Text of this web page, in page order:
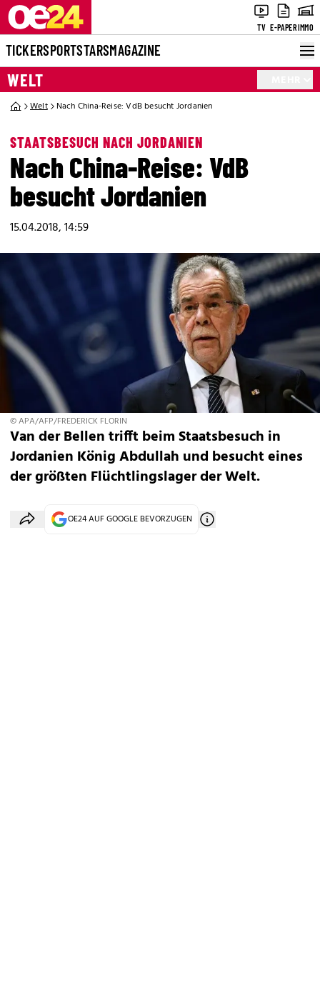
TV E-PAPERIMMO
TICKERSPORTSTARSMAGAZINE
WELT
Welt Nach China-Reise: VdB besucht Jordanien
STAATSBESUCH NACH JORDANIEN
Nach China-Reise: VdB
besucht Jordanien
15.04.2018, 14:59
© APA/AFP/FREDERICK FLORIN
Van der Bellen trifft beim Staatsbesuch in
Jordanien König Abdullah und besucht eines
der größten Flüchtlingslager der Welt.
OE24 AUF GOOGLE BEVORZUGEN